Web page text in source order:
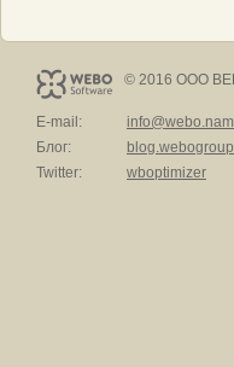
© 2016 ООО
E-mail:
Блог:
Twitter:
wboptimizer